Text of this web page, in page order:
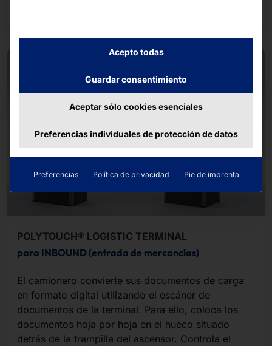
POLYTOUCH® LOGISTIC TERMINAL
para INBOUND (entrada de mercancías)
El camionero convierte sus documentos de carga
en formato digital utilizando el escáner de
documentos de la terminal. Para ello, coloca los
documentos hoja por hoja en el hueco situado
detrás de la trampilla del ascensor. Controla el
Acepto todas
Guardar consentimiento
Aceptar sólo cookies esenciales
Preferencias individuales de protección de datos
Preferencias Política de privacidad Pie de imprenta